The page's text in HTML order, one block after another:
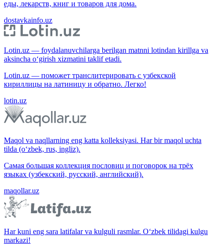
еды, лекарств, книг и товаров для дома.
dostavkainfo.uz
Lotin.uz — foydalanuvchilarga berilgan matnni lotindan kirillga va
aksincha o‘girish xizmatini taklif etadi.
Lotin.uz — поможет транслитерировать с узбекской
кириллицы на латиницу и обратно. Легко!
lotin.uz
Maqol va naqllarning eng katta kolleksiyasi. Har bir maqol uchta
tilda (o‘zbek, rus, ingliz).
Самая большая коллекция пословиц и поговорок на трёх
языках (узбекский, русский, английский).
maqollar.uz
Har kuni eng sara latifalar va kulguli rasmlar. O‘zbek tilidagi kulgu
markazi!